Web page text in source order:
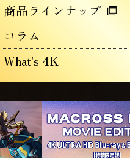
商品ラインナップ
コラム
What's 4K